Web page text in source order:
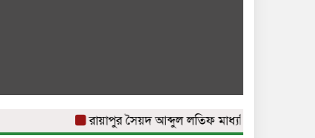
রায়াপুর সৈয়দ আব্দুল লতিফ মাধ্যমিক বিদ্যালয়ের